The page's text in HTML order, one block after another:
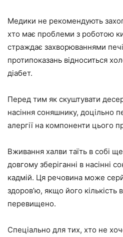
Медики не рекомендують
хто має проблеми з роботою
страждає захворюваннями
протипоказань відноситься
діабет.
Перед тим як скуштувати
насіння соняшнику, доцільно
алергії на компоненти цього
Вживання халви таїть в собі
довгому зберіганні в насінні
кадмій. Ця речовина може
здоров’ю, якщо його кількість
перевищено.
Спеціально для тих, хто не